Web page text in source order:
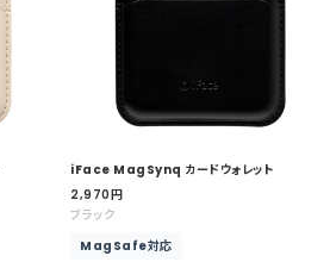
iFace MagSynq カードウォレット
セ
ー
価
2,970円
ブラック
MagSafe対応